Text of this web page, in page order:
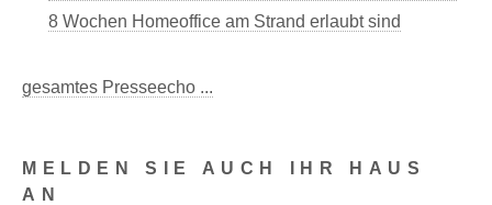
MELDEN SIE AUCH IHR HAUS
AN
8 Wochen Homeoffice am Strand erlaubt sind
gesamtes Presseecho ...